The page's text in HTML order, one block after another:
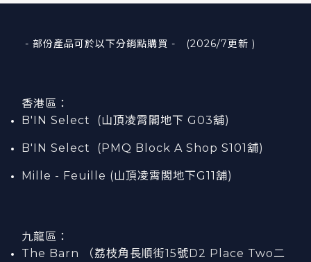
- 部份產品可於以下分銷點購買 - (2026/7更新 )
香港區：
B'IN Select (山頂凌霄閣地下 G03舖)
B'IN Select (PMQ Block A Shop S101舖)
Mille - Feuille (山頂凌霄閣地下G11舖)
九龍區：
The Barn （荔枝角長順街15號D2 Place Two二